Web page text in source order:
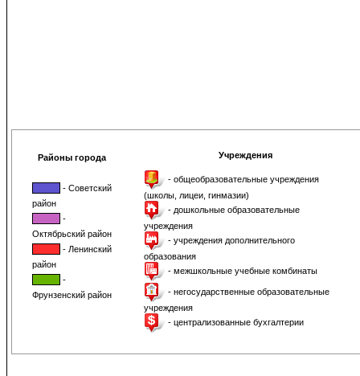
Районы города
- Советский
район
-
Октябрьский район
- Ленинский
район
-
Фрунзенский район
Учреждения
- общеобразовательные учреждения
(школы, лицеи, гинмазии)
- дошкольные образовательные
учреждения
- учреждения дополнительного
образования
- межшкольные учебные комбинаты
- негосударственные образовательные
учреждения
- централизованные бухгалтерии